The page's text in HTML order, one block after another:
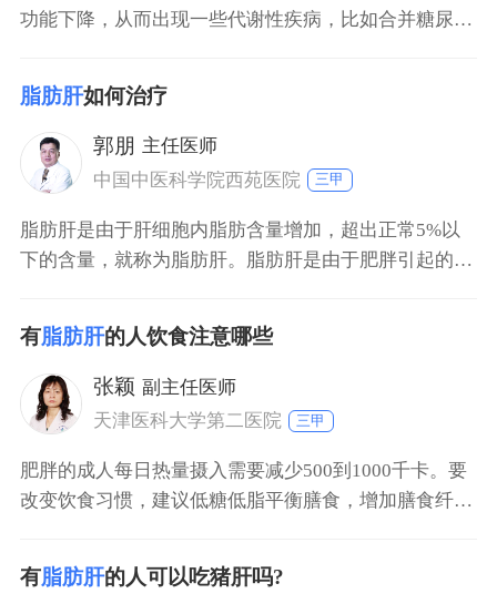
功能下降，从而出现一些代谢性疾病，比如合并糖尿
治疗，患者平时要清淡饮食，避免吃一些过于油腻的食
物，还要多进行一些体育运动，控制好体重。
脂肪肝如何治疗
郭朋 主任医师
中国中医科学院西苑医院
三甲
脂肪肝是由于肝细胞内脂肪含量增加，超出正常5%以
下的含量，就称为脂肪肝。脂肪肝是由于肥胖引起的，
体内蓄积。首先要进行低热量的饮食治疗，比如多吃蔬
菜、低热量蛋白质。另外，要减少脂肪的摄入，减少糖
摄入以及高热量食物的摄入，还需要适当增加运动量，
以增加人体对热量的消耗。除此以外，还可以服用保肝
药物
有脂肪肝的人饮食注意哪些
张颖 副主任医师
天津医科大学第二医院
三甲
肥胖的成人每日热量摄入需要减少500到1000千卡。要
改变饮食习惯，建议低糖低脂平衡膳食，增加膳食纤维
肪肝肝组织损伤最重要的危险因素，肥胖患者控制体
重，减少腰围是脂肪肝治疗的关键，要限制热量。同时
有脂肪肝的人可以吃猪肝吗?